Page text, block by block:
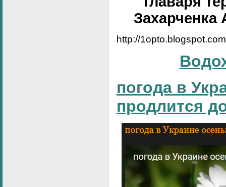
Захарченка
http://
погода в
продлится